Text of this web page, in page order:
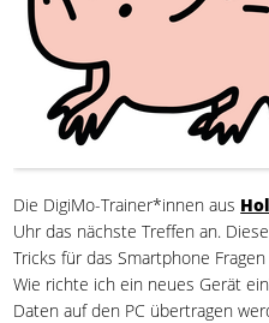
Die DigiMo-Trainer*innen aus
Uhr das nächste Treffen an.
Tricks für das Smartphone
Wie richte ich ein neues Gerät
Daten auf den PC übertragen